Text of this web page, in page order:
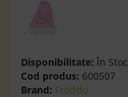
Disponibilitate: În Stoc
Cod produs: 600507
Brand: Froddo